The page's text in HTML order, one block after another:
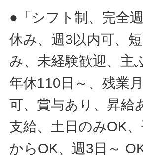
●「シフト制、完全
休み、週3以内可、
み、未経験歓迎、主
年休110日～、残業
可、賞与あり、昇給
支給、土日のみOK
からOK、週3日～